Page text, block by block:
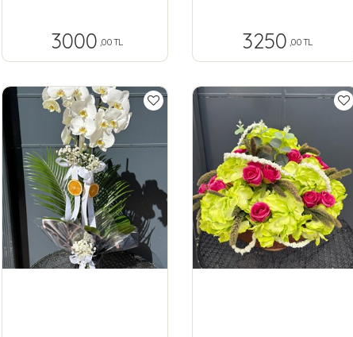
3000 ,00 TL 3250 ,00 TL